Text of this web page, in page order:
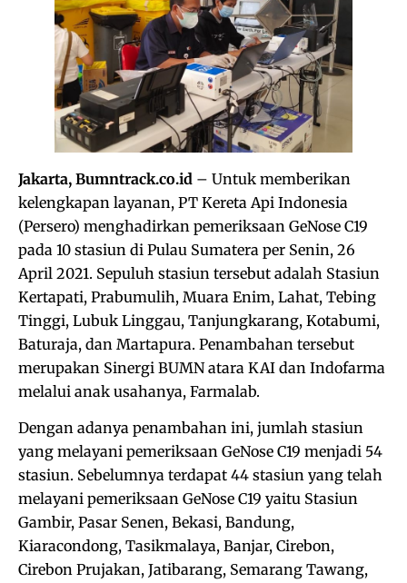
Jakarta, Bumntrack.co.id – Untuk memberikan
kelengkapan layanan, PT Kereta Api Indonesia
(Persero) menghadirkan pemeriksaan GeNose C19
pada 10 stasiun di Pulau Sumatera per Senin, 26
April 2021. Sepuluh stasiun tersebut adalah Stasiun
Kertapati, Prabumulih, Muara Enim, Lahat, Tebing
Tinggi, Lubuk Linggau, Tanjungkarang, Kotabumi,
Baturaja, dan Martapura. Penambahan tersebut
merupakan Sinergi BUMN atara KAI dan Indofarma
melalui anak usahanya, Farmalab.
Dengan adanya penambahan ini, jumlah stasiun
yang melayani pemeriksaan GeNose C19 menjadi 54
stasiun. Sebelumnya terdapat 44 stasiun yang telah
melayani pemeriksaan GeNose C19 yaitu Stasiun
Gambir, Pasar Senen, Bekasi, Bandung,
Kiaracondong, Tasikmalaya, Banjar, Cirebon,
Cirebon Prujakan, Jatibarang, Semarang Tawang,